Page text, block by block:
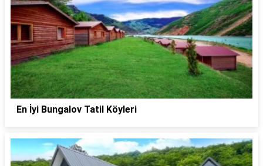
En İyi Bungalov Tatil Köyleri